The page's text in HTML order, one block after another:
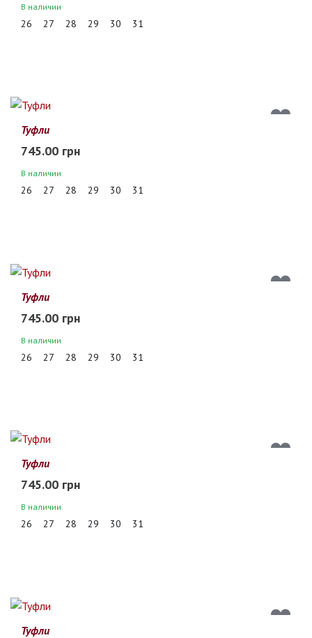
В наличии
26 27 28 29 30 31
Туфли
745.00 грн
В наличии
26 27 28 29 30 31
Туфли
745.00 грн
В наличии
26 27 28 29 30 31
Туфли
745.00 грн
В наличии
26 27 28 29 30 31
Туфли